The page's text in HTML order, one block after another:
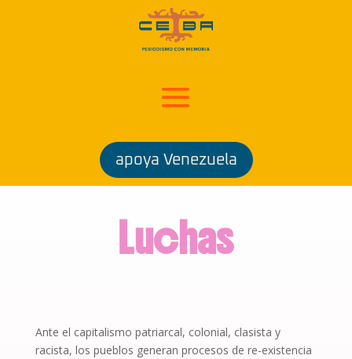
apoya Venezuela
Luchas
Ante el capitalismo patriarcal, colonial, clasista y
racista, los pueblos generan procesos de re-existencia